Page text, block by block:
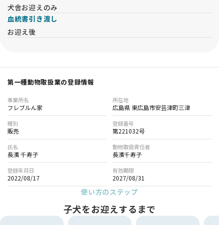
犬舎お迎えのみ
血統書引き渡し
お迎え後
第一種動物取扱業の登録情報
事業所名
フレブルん家
所在地
広島県 東広島市安芸津町三津
種別
販売
登録番号
第221032号
氏名
長濱 千寿子
動物取扱責任者
長濱千寿子
登録年月日
2022/08/17
有効期限
2027/08/31
使い方のステップ
子犬をお迎えするまで